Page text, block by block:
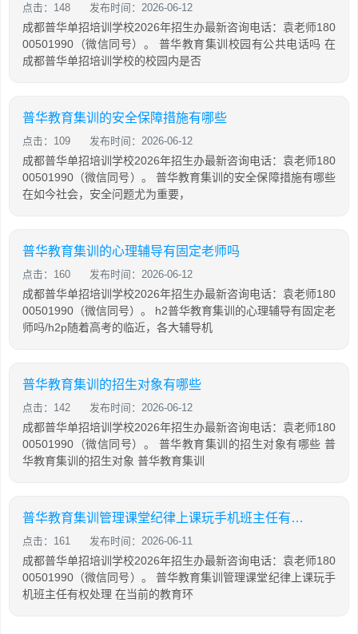
点击：148 发布时间：2026-06-12
成都普华单招培训学校2026年招生办最新咨询电话：袁老师180
00501990（微信同号）。 普华教育集训校园有公共电话吗 在
成都普华单招培训学校的校园内是否
普华教育集训的安全保障措施有哪些
点击：109 发布时间：2026-06-12
成都普华单招培训学校2026年招生办最新咨询电话：袁老师180
00501990（微信同号）。 普华教育集训的安全保障措施有哪些
在如今社会，安全问题尤为重要，
普华教育集训的心理辅导有固定老师吗
点击：160 发布时间：2026-06-12
成都普华单招培训学校2026年招生办最新咨询电话：袁老师180
00501990（微信同号）。 h2普华教育集训的心理辅导有固定老
师吗/h2p随着高考的临近，各大辅导机
普华教育集训的招生对象有哪些
点击：142 发布时间：2026-06-12
成都普华单招培训学校2026年招生办最新咨询电话：袁老师180
00501990（微信同号）。 普华教育集训的招生对象有哪些 普
华教育集训的招生对象 普华教育集训
普华教育集训管理课堂纪律上课玩手机班主任有权处理
点击：161 发布时间：2026-06-11
成都普华单招培训学校2026年招生办最新咨询电话：袁老师180
00501990（微信同号）。 普华教育集训管理课堂纪律上课玩手
机班主任有权处理 在当前的教育环